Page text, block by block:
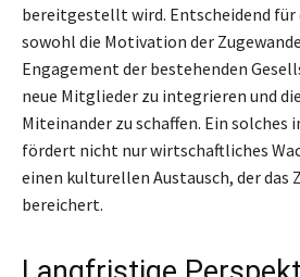
bereitgestellt wird. Entscheidend für
sowohl die Motivation der
Engagement der bestehenden
neue Mitglieder zu integrieren und
Miteinander zu schaffen. Ein
fördert nicht nur wirtschaftliches
einen kulturellen Austausch, der das
bereichert.